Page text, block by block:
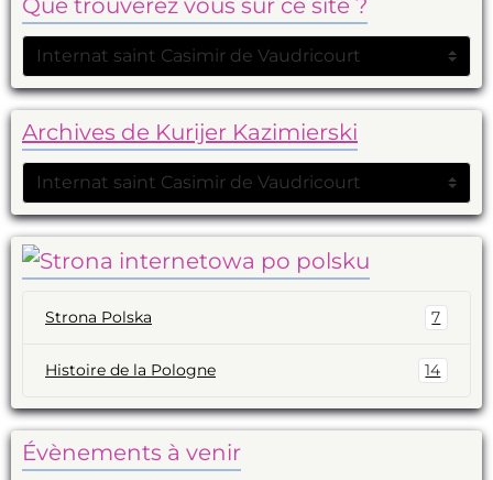
Que trouverez vous sur ce site ?
Archives de Kurijer Kazimierski
Strona Polska 7
Histoire de la Pologne 14
Évènements à venir